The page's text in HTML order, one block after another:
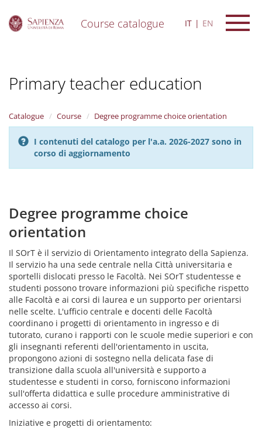
Course catalogue IT EN
Primary teacher education
Catalogue Course Degree programme choice orientation
I contenuti del catalogo per l'a.a. 2026-2027 sono in
corso di aggiornamento
Degree programme choice
orientation
Il SOrT è il servizio di Orientamento integrato della Sapienza.
Il servizio ha una sede centrale nella Città universitaria e
sportelli dislocati presso le Facoltà. Nei SOrT studentesse e
studenti possono trovare informazioni più specifiche rispetto
alle Facoltà e ai corsi di laurea e un supporto per orientarsi
nelle scelte. L'ufficio centrale e docenti delle Facoltà
coordinano i progetti di orientamento in ingresso e di
tutorato, curano i rapporti con le scuole medie superiori e con
gli insegnanti referenti dell'orientamento in uscita,
propongono azioni di sostegno nella delicata fase di
transizione dalla scuola all'università e supporto a
studentesse e studenti in corso, forniscono informazioni
sull'offerta didattica e sulle procedure amministrative di
accesso ai corsi.
Iniziative e progetti di orientamento: